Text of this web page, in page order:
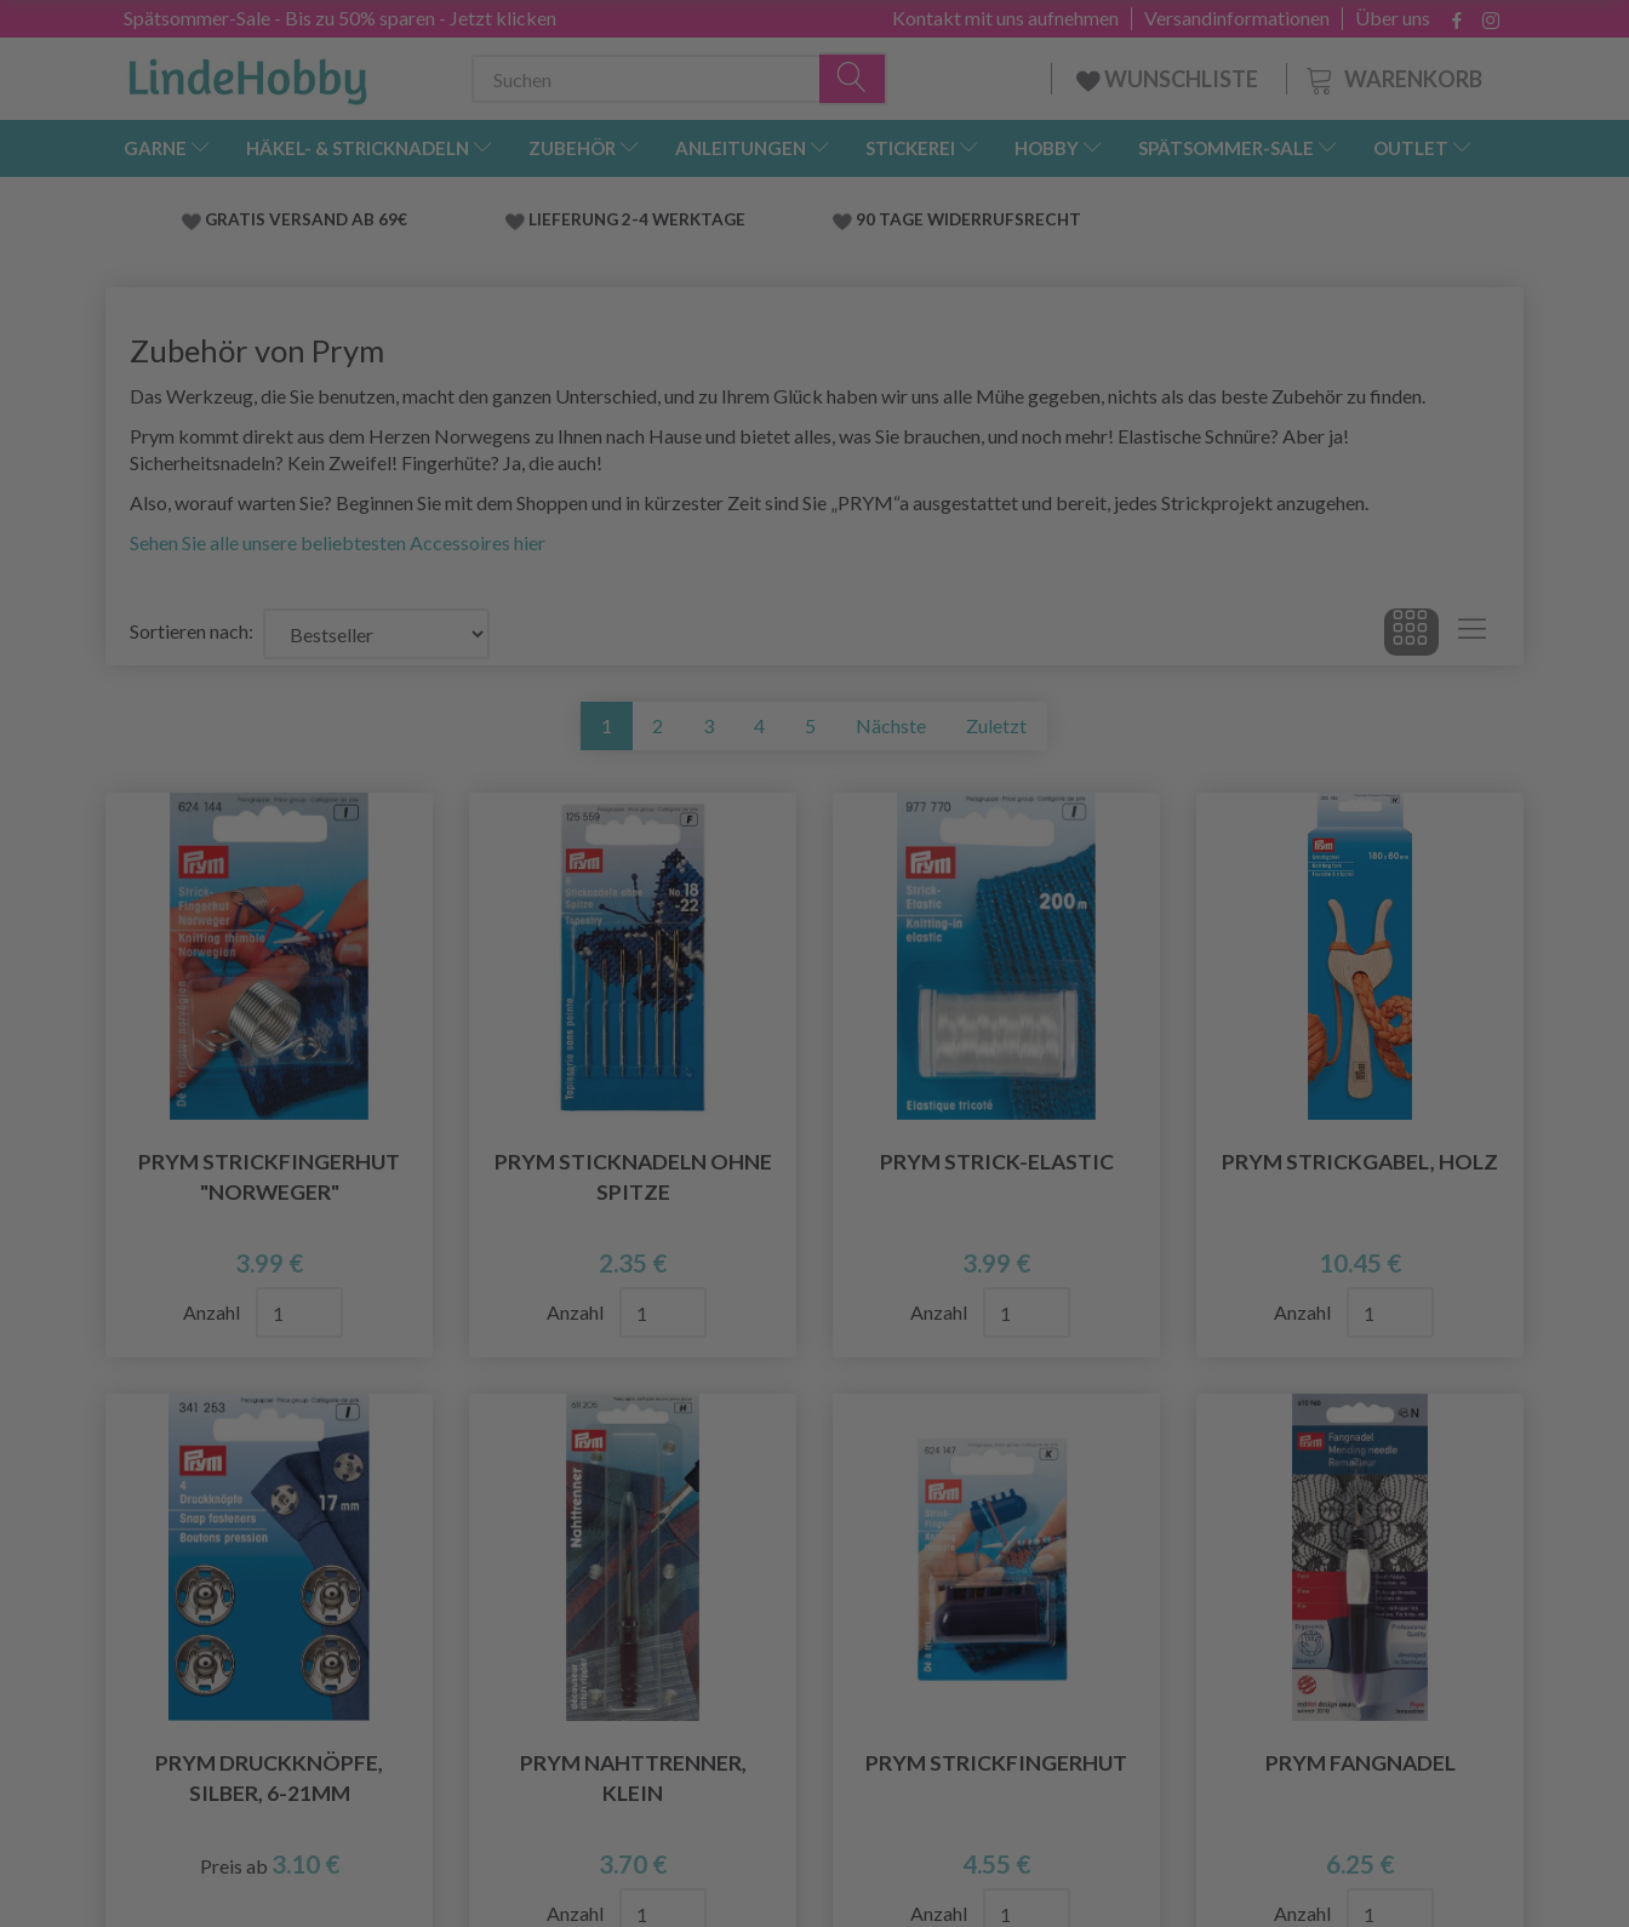
Spätsommer-Sale - Bis zu 50% sparen - Jetzt klicken Über uns
Versandinformationen
Kontakt mit uns aufnehmen
WARENKORB
WUNSCHLISTE
GARNE HÄKEL- & STRICKNADELN ZUBEHÖR ANLEITUNGEN STICKEREI HOBBY SPÄTSOMMER-SALE OUTLET
GRATIS VERSAND AB 69€ LIEFERUNG 2-4 WERKTAGE 90 TAGE WIDERRUFSRECHT
Zubehör von Prym
Das Werkzeug, die Sie benutzen, macht den ganzen Unterschied, und zu Ihrem Glück haben wir uns alle Mühe gegeben, nichts als das beste Zubehör zu finden.
Prym kommt direkt aus dem Herzen Norwegens zu Ihnen nach Hause und bietet alles, was Sie brauchen, und noch mehr! Elastische Schnüre? Aber ja!
Sicherheitsnadeln? Kein Zweifel! Fingerhüte? Ja, die auch!
Also, worauf warten Sie? Beginnen Sie mit dem Shoppen und in kürzester Zeit sind Sie „PRYM“a ausgestattet und bereit, jedes Strickprojekt anzugehen.
Sehen Sie alle unsere beliebtesten Accessoires hier
Sortieren nach:
1 2 3 4 5 Nächste Zuletzt
PRYM STRICKFINGERHUT
"NORWEGER"
3.99 €
Anzahl
PRYM STICKNADELN OHNE
SPITZE
2.35 €
Anzahl
PRYM STRICK-ELASTIC
3.99 €
Anzahl
PRYM STRICKGABEL, HOLZ
10.45 €
Anzahl
PRYM DRUCKKNÖPFE,
SILBER, 6-21MM
Preis ab 3.10 €
PRYM NAHTTRENNER,
KLEIN
3.70 €
Anzahl
PRYM STRICKFINGERHUT
4.55 €
Anzahl
PRYM FANGNADEL
6.25 €
Anzahl